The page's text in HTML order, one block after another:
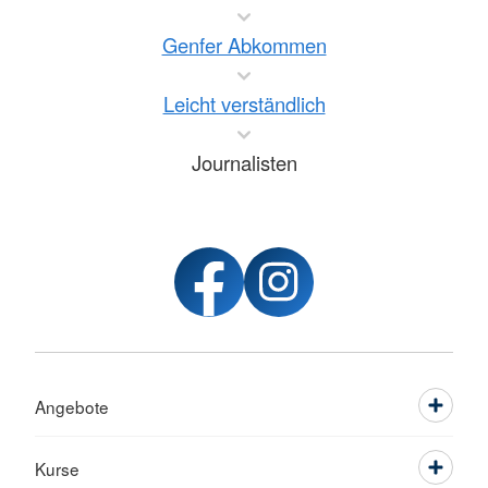
Genfer Abkommen
Leicht verständlich
Journalisten
Angebote
Kurse